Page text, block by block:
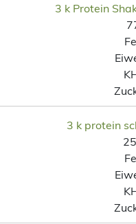
3 k Protein
3 k protein